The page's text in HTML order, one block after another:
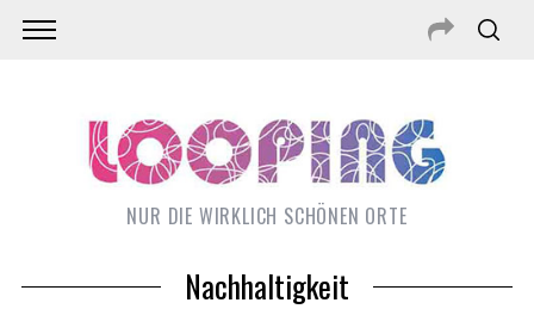
NUR DIE WIRKLICH SCHÖNEN ORTE
Nachhaltigkeit